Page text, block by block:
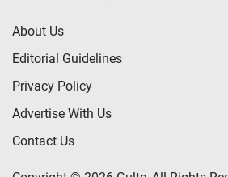
About Us
Editorial Guidelines
Privacy Policy
Advertise With Us
Contact Us